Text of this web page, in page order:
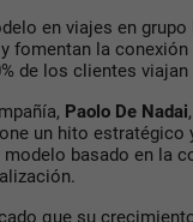
en viajes en
fomentan la conexión
de los clientes
Paolo De Nadai
un hito
basado en la
que su